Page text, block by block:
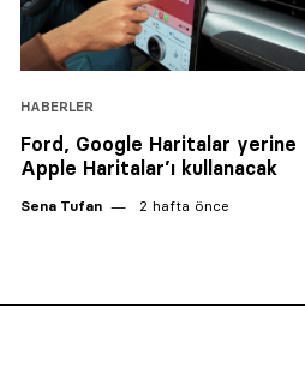
HABERLER
Ford, Google Haritalar yerine
Apple Haritalar’ı kullanacak
Sena Tufan 2 hafta önce